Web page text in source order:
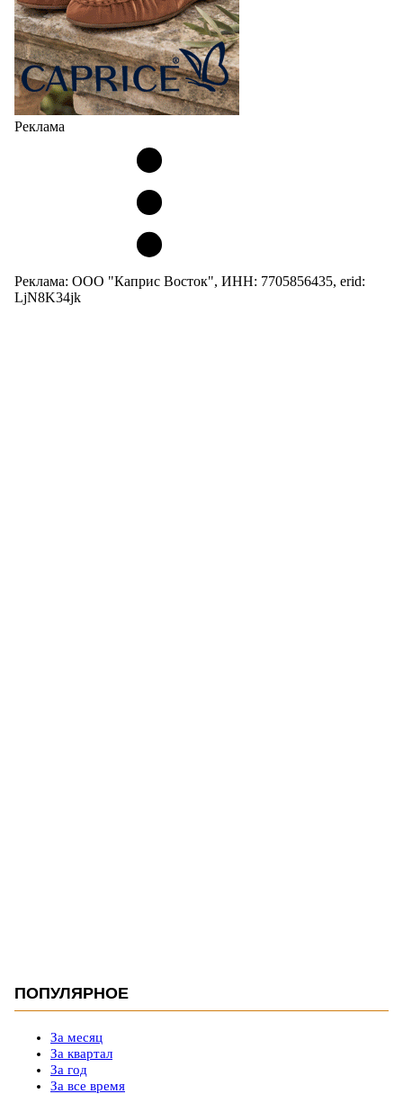
Реклама
Реклама: ООО "Каприс Восток", ИНН: 7705856435, erid:
LjN8K34jk
ПОПУЛЯРНОЕ
За месяц
За квартал
За год
За все время